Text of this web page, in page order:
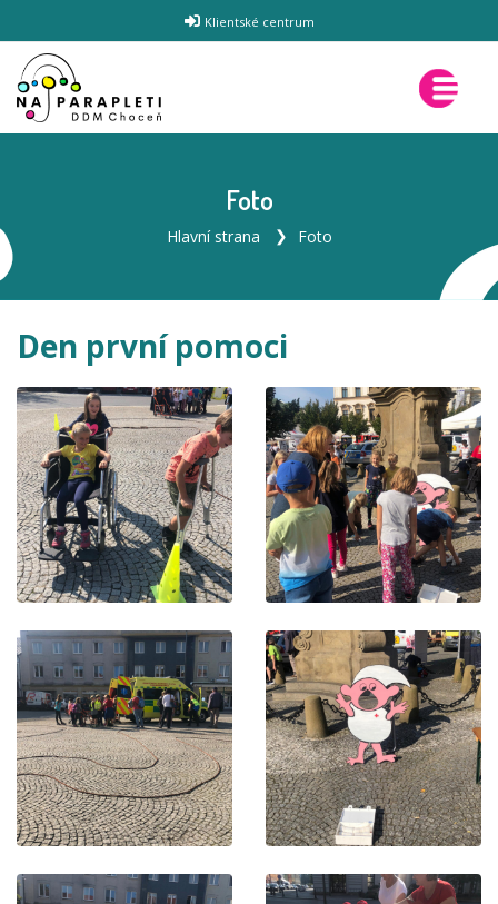
Klientské centrum
Foto
Hlavní strana Foto
Den první pomoci